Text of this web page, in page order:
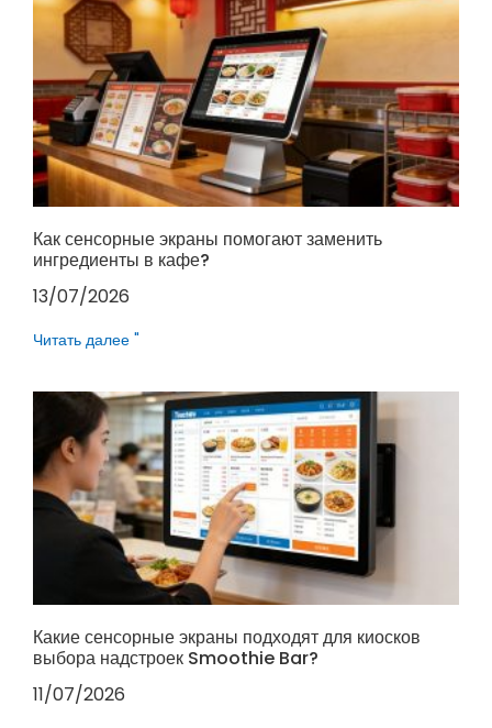
Как сенсорные экраны помогают заменить
ингредиенты в кафе?
13/07/2026
Читать далее "
Какие сенсорные экраны подходят для киосков
выбора надстроек Smoothie Bar?
11/07/2026